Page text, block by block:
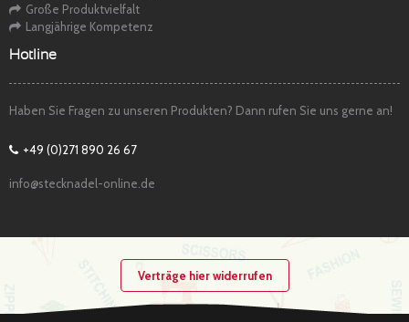
Große Produktvielfalt
Langjährige Kompetenz
Hotline
Haben Sie Fragen zu unseren Produkten? Dann rufen Sie uns gerne an!
+49 (0)271 890 26 67
info@stecknadel-online.de
Verträge hier widerrufen